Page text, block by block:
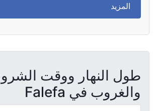
المزيد
طول النهار ووقت
والغروب في Falefa